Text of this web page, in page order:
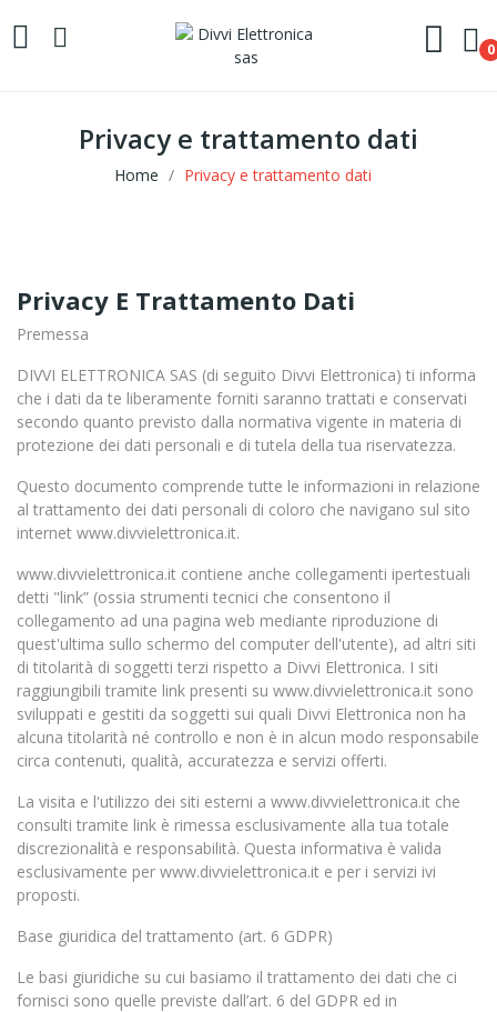
0
Privacy e trattamento dati
Home Privacy e trattamento dati
Privacy E Trattamento Dati
Premessa
DIVVI ELETTRONICA SAS (di seguito Divvi Elettronica) ti informa
che i dati da te liberamente forniti saranno trattati e conservati
secondo quanto previsto dalla normativa vigente in materia di
protezione dei dati personali e di tutela della tua riservatezza.
Questo documento comprende tutte le informazioni in relazione
al trattamento dei dati personali di coloro che navigano sul sito
internet www.divvielettronica.it.
www.divvielettronica.it contiene anche collegamenti ipertestuali
detti "link” (ossia strumenti tecnici che consentono il
collegamento ad una pagina web mediante riproduzione di
quest'ultima sullo schermo del computer dell'utente), ad altri siti
di titolarità di soggetti terzi rispetto a Divvi Elettronica. I siti
raggiungibili tramite link presenti su www.divvielettronica.it sono
sviluppati e gestiti da soggetti sui quali Divvi Elettronica non ha
alcuna titolarità né controllo e non è in alcun modo responsabile
circa contenuti, qualità, accuratezza e servizi offerti.
La visita e l'utilizzo dei siti esterni a www.divvielettronica.it che
consulti tramite link è rimessa esclusivamente alla tua totale
discrezionalità e responsabilità. Questa informativa è valida
esclusivamente per www.divvielettronica.it e per i servizi ivi
proposti.
Base giuridica del trattamento (art. 6 GDPR)
Le basi giuridiche su cui basiamo il trattamento dei dati che ci
fornisci sono quelle previste dall’art. 6 del GDPR ed in